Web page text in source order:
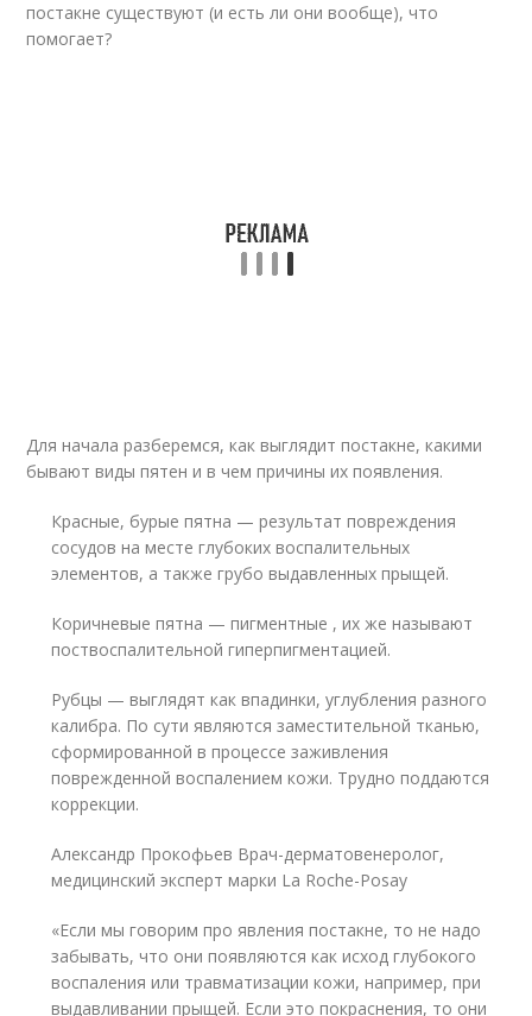
постакне существуют (и есть ли они вообще), что
помогает?
Для начала разберемся, как выглядит постакне, какими
бывают виды пятен и в чем причины их появления.
Красные, бурые пятна — результат повреждения
сосудов на месте глубоких воспалительных
элементов, а также грубо выдавленных прыщей.
Коричневые пятна — пигментные , их же называют
поствоспалительной гиперпигментацией.
Рубцы — выглядят как впадинки, углубления разного
калибра. По сути являются заместительной тканью,
сформированной в процессе заживления
поврежденной воспалением кожи. Трудно поддаются
коррекции.
Александр Прокофьев Врач-дерматовенеролог,
медицинский эксперт марки La Roche-Posay
«Если мы говорим про явления постакне, то не надо
забывать, что они появляются как исход глубокого
воспаления или травматизации кожи, например, при
выдавливании прыщей. Если это покраснения, то они